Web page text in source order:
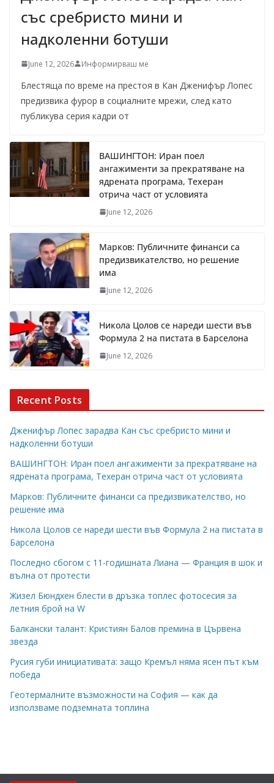
със сребристо мини и
надколенни ботуши
June 12, 2026 Информирваш ме
Блестяща по време на престоя в Кан Дженифър Лопес
предизвика фурор в социалните мрежи, след като
публикува серия кадри от
ВАШИНГТОН: Иран поел
ангажименти за прекратяване на
ядрената програма, Техеран
отрича част от условията
June 12, 2026
Марков: Публичните финанси са
предизвикателство, но решение
има
June 12, 2026
Никола Цолов се нареди шести във
Формула 2 на пистата в Барселона
June 12, 2026
Recent Posts
Дженифър Лопес зарадва Кан със сребристо мини и
надколенни ботуши
ВАШИНГТОН: Иран поел ангажименти за прекратяване на
ядрената програма, Техеран отрича част от условията
Марков: Публичните финанси са предизвикателство, но
решение има
Никола Цолов се нареди шести във Формула 2 на пистата в
Барселона
Последно сбогом с 11-годишната Лиана — Франция в шок и
вълна от протести
Жизел Бюндхен блести в дръзка топлес фотосесия за
летния брой на W
Балкански талант: Кристиян Балов премина в Цървена
звезда
Русия губи инициативата: защо Кремъл няма ясен път към
победа
Геотермалните възможности на София — как да
използваме подземната топлина